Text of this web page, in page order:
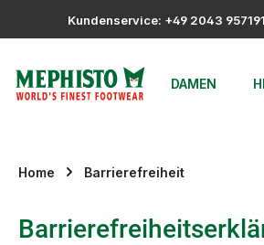
Hauptinhalt springen
Zur Suche springen
Zur Hauptnavigation springen
Kundenservice: +49 2043
DAMEN
Home Barrierefreiheit